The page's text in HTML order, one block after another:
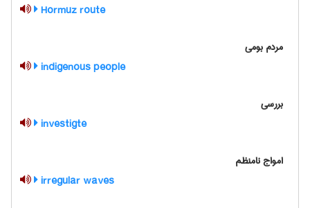
Hormuz route
مردم بومی
indigenous people
بررسی
investigte
امواج نامنظم
irregular waves